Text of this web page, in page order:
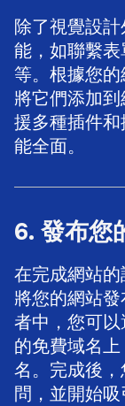
除了視覺設
能，如聯繫
等。根據您
將它們添加
援多種插件
能全面。
6. 發布您
在完成網站
將您的網站
者中，您可
的免費域名
名。完成後
問，並開始吸